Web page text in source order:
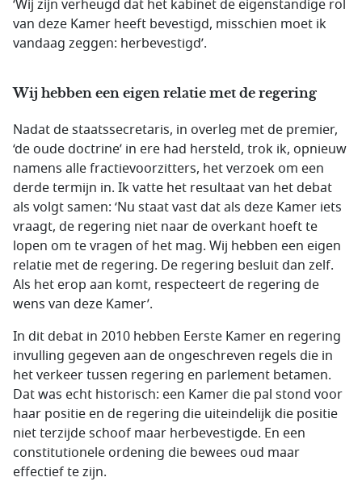
‘Wij zijn verheugd dat het kabinet de eigenstandige rol
van deze Kamer heeft bevestigd, misschien moet ik
vandaag zeggen: herbevestigd’.
Wij hebben een eigen relatie met de regering
Nadat de staatssecretaris, in overleg met de premier,
‘de oude doctrine’ in ere had hersteld, trok ik, opnieuw
namens alle fractievoorzitters, het verzoek om een
derde termijn in. Ik vatte het resultaat van het debat
als volgt samen: ‘Nu staat vast dat als deze Kamer iets
vraagt, de regering niet naar de overkant hoeft te
lopen om te vragen of het mag. Wij hebben een eigen
relatie met de regering. De regering besluit dan zelf.
Als het erop aan komt, respecteert de regering de
wens van deze Kamer’.
In dit debat in 2010 hebben Eerste Kamer en regering
invulling gegeven aan de ongeschreven regels die in
het verkeer tussen regering en parlement betamen.
Dat was echt historisch: een Kamer die pal stond voor
haar positie en de regering die uiteindelijk die positie
niet terzijde schoof maar herbevestigde. En een
constitutionele ordening die bewees oud maar
effectief te zijn.